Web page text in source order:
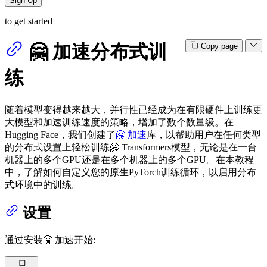
to get started
Copy page
🤗 加速分布式训
练
随着模型变得越来越大，并行性已经成为在有限硬件上训练更
大模型和加速训练速度的策略，增加了数个数量级。在
Hugging Face，我们创建了🤗 加速库，以帮助用户在任何类型
的分布式设置上轻松训练🤗 Transformers模型，无论是在一台
机器上的多个GPU还是在多个机器上的多个GPU。在本教程
中，了解如何自定义您的原生PyTorch训练循环，以启用分布
式环境中的训练。
设置
通过安装🤗 加速开始: